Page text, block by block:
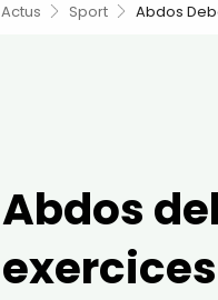
Actus Sport Abdos
Abdos